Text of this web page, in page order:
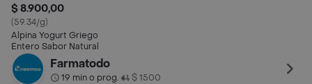
$ 8.900,00
(59.34/g)
Alpina Yogurt Griego
Entero Sabor Natural
Farmatodo
19 min o prog.• $ 1500